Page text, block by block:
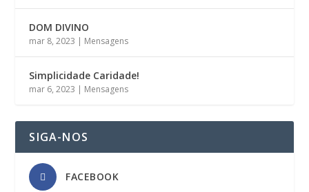
DOM DIVINO
mar 8, 2023 | Mensagens
Simplicidade Caridade!
mar 6, 2023 | Mensagens
SIGA-NOS
FACEBOOK